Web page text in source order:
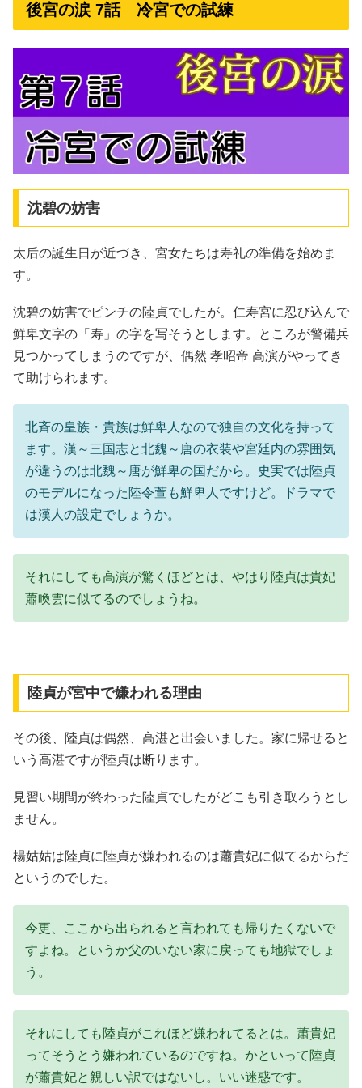
後宮の涙 7話 冷宮での試練
沈碧の妨害
太后の誕生日が近づき、宮女たちは寿礼の準備を始めま
す。
沈碧の妨害でピンチの陸貞でしたが。仁寿宮に忍び込んで
鮮卑文字の「寿」の字を写そうとします。ところが警備兵
見つかってしまうのですが、偶然 孝昭帝 高演がやってき
て助けられます。
北斉の皇族・貴族は鮮卑人なので独自の文化を持って
ます。漢～三国志と北魏～唐の衣装や宮廷内の雰囲気
が違うのは北魏～唐が鮮卑の国だから。史実では陸貞
のモデルになった陸令萱も鮮卑人ですけど。ドラマで
は漢人の設定でしょうか。
それにしても高演が驚くほどとは、やはり陸貞は貴妃
蕭喚雲に似てるのでしょうね。
陸貞が宮中で嫌われる理由
その後、陸貞は偶然、高湛と出会いました。家に帰せると
いう高湛ですが陸貞は断ります。
見習い期間が終わった陸貞でしたがどこも引き取ろうとし
ません。
楊姑姑は陸貞に陸貞が嫌われるのは蕭貴妃に似てるからだ
というのでした。
今更、ここから出られると言われても帰りたくないで
すよね。というか父のいない家に戻っても地獄でしょ
う。
それにしても陸貞がこれほど嫌われてるとは。蕭貴妃
ってそうとう嫌われているのですね。かといって陸貞
が蕭貴妃と親しい訳ではないし。いい迷惑です。